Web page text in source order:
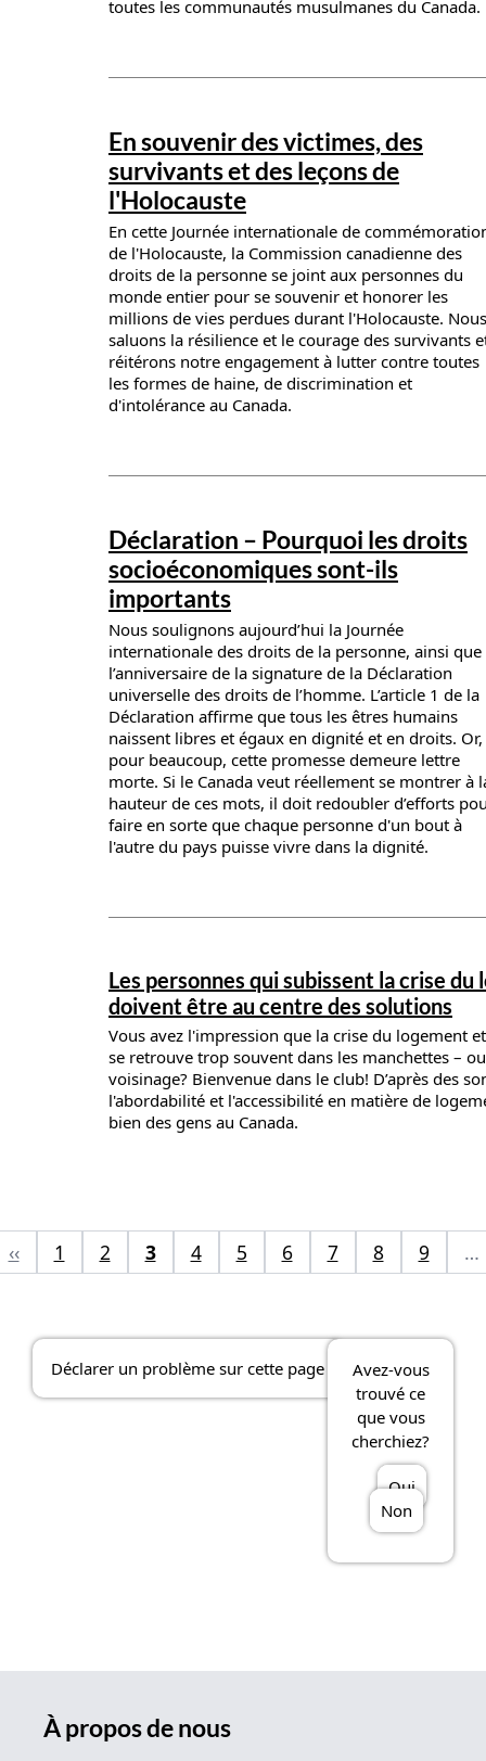
toutes les communautés musulmanes du Canada.
En souvenir des victimes, des
survivants et des leçons de
l'Holocauste
En cette Journée internationale de
de l'Holocauste, la Commission canadienne des
droits de la personne se joint aux personnes du
monde entier pour se souvenir et honorer les
millions de vies perdues durant l'Holocauste. Nous
saluons la résilience et le courage des survivants
réitérons notre engagement à lutter contre toutes
les formes de haine, de discrimination et
d'intolérance au Canada.
News details
Déclaration – Pourquoi les droits
socioéconomiques sont-ils
importants
Nous soulignons aujourd’hui la Journée
internationale des droits de la personne, ainsi que
l’anniversaire de la signature de la Déclaration
universelle des droits de l’homme. L’article 1 de la
Déclaration affirme que tous les êtres humains
naissent libres et égaux en dignité et en droits. Or,
pour beaucoup, cette promesse demeure lettre
morte. Si le Canada veut réellement se montrer à
hauteur de ces mots, il doit redoubler d’efforts
faire en sorte que chaque personne d'un bout à
l'autre du pays puisse vivre dans la dignité.
News details
Les personnes qui subissent la crise du
doivent être au centre des solutions
Vous avez l'impression que la crise du logement
se retrouve trop souvent dans les manchettes –
voisinage? Bienvenue dans le club! D’après des
l'abordabilité et l'accessibilité en matière de
bien des gens au Canada.
News details
‹‹ 1 2 3 4 5 6 7 8 9 …
Déclarer un problème sur cette page
Avez-vous
trouvé ce
que vous
cherchiez?
Oui
Non
À propos de nous